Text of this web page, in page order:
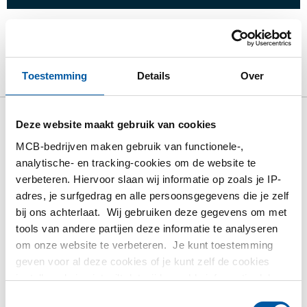
Toestemming Details Over
Deze website maakt gebruik van cookies
MCB-bedrijven maken gebruik van functionele-,
analytische- en tracking-cookies om de website te
verbeteren. Hiervoor slaan wij informatie op zoals je IP-
adres, je surfgedrag en alle persoonsgegevens die je zelf
bij ons achterlaat. Wij gebruiken deze gegevens om met
tools van andere partijen deze informatie te analyseren
om onze website te verbeteren. Je kunt toestemming
geven voor al deze cookies of je kunt zelf de cookies
instellen als je niet wilt dat wij bepaalde informatie delen.
Downloads Specificaties
Bruto prijslijst: Rvs 316L
Laskap 3000#
Prijzen in Euro per: 1 Stuks
Artikelnummer
2430-0339-14
Omschrijving